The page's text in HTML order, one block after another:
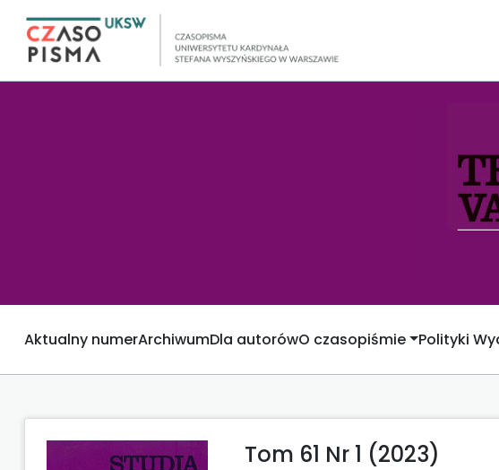
Aktualny numerArchiwumDla autorówO czasopiśmie Polityki
Tom 61 Nr 1 (2023)